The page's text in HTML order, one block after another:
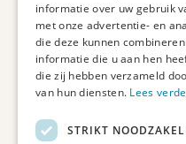
Contact informatie
Etienne de Pinedaweg 34
3711 CH, Austerlitz
Nederland
info@fotoprintxl.nl
informatie over uw gebruik
met onze advertentie- en
die deze kunnen
informatie die u aan hen
die zij hebben verzameld
van hun diensten. Lees
STRIKT